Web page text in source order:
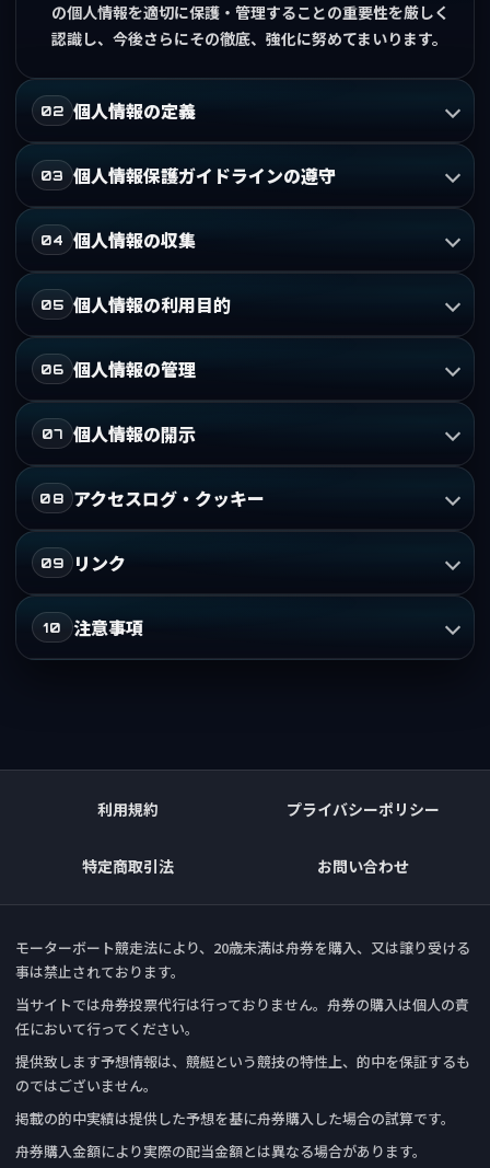
の個人情報を適切に保護・管理することの重要性を厳しく
認識し、今後さらにその徹底、強化に努めてまいります。
02 個人情報の定義
03 個人情報保護ガイドラインの遵守
04 個人情報の収集
05 個人情報の利用目的
06 個人情報の管理
07 個人情報の開示
08 アクセスログ・クッキー
09 リンク
10 注意事項
利用規約 プライバシーポリシー
特定商取引法 お問い合わせ
モーターボート競走法により、20歳未満は舟券を購入、又は譲り受ける
事は禁止されております。
当サイトでは舟券投票代行は行っておりません。舟券の購入は個人の責
任において行ってください。
提供致します予想情報は、競艇という競技の特性上、的中を保証するも
のではございません。
掲載の的中実績は提供した予想を基に舟券購入した場合の試算です。
舟券購入金額により実際の配当金額とは異なる場合があります。